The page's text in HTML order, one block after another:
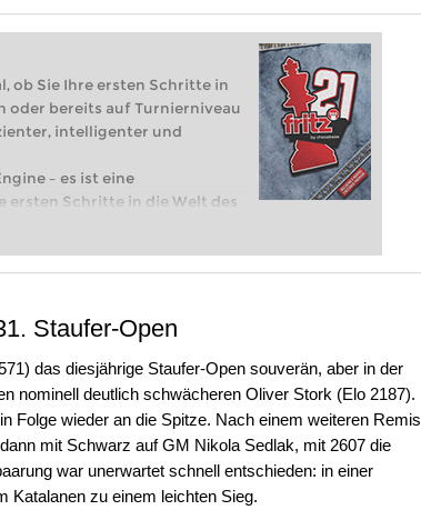
ob Sie Ihre ersten Schritte in
oder bereits auf Turnierniveau
intelligenter und
– es ist eine
ersten Schritte in die Welt des
Turnierniveau spielen: Mit
Staufer-Open
das diesjährige Staufer-Open souverän, aber in der
nominell deutlich schwächeren Oliver Stork (Elo 2187).
Folge wieder an die Spitze. Nach einem weiteren Remis
mit Schwarz auf GM Nikola Sedlak, mit 2607 die
war unerwartet schnell entschieden: in einer
Katalanen zu einem leichten Sieg.